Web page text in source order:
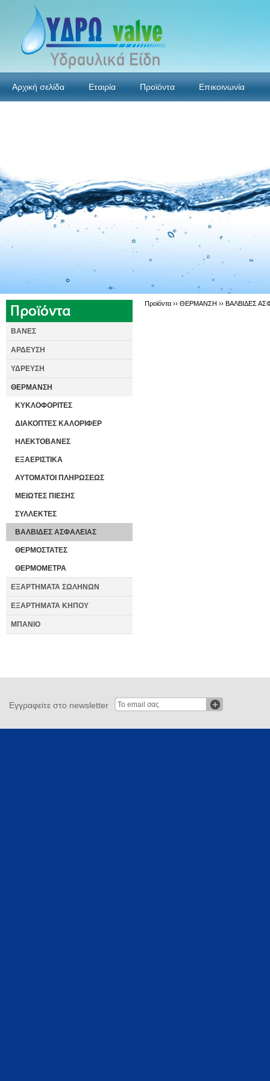
Αρχική σελίδα Εταιρία Προϊόντα Επικοινωνία
ΒΑΝΕΣ
ΑΡΔΕΥΣΗ
ΥΔΡΕΥΣΗ
ΘΕΡΜΑΝΣΗ
ΚΥΚΛΟΦΟΡΙΤΕΣ
ΔΙΑΚΟΠΤΕΣ ΚΑΛΟΡΙΦΕΡ
ΗΛΕΚΤΟΒΑΝΕΣ
ΕΞΑΕΡΙΣΤΙΚΑ
ΑΥΤΟΜΑΤΟΙ ΠΛΗΡΩΣΕΩΣ
ΜΕΙΩΤΕΣ ΠΙΕΣΗΣ
ΣΥΛΛΕΚΤΕΣ
ΒΑΛΒΙΔΕΣ ΑΣΦΑΛΕΙΑΣ
ΘΕΡΜΟΣΤΑΤΕΣ
ΘΕΡΜΟΜΕΤΡΑ
ΕΞΑΡΤΗΜΑΤΑ ΣΩΛΗΝΩΝ
ΕΞΑΡΤΗΜΑΤΑ ΚΗΠΟΥ
ΜΠΑΝΙΟ
Προϊόντα ›› ΘΕΡΜΑΝΣΗ ›› ΒΑΛΒΙΔΕΣ
Εγγραφείτε στο newsletter